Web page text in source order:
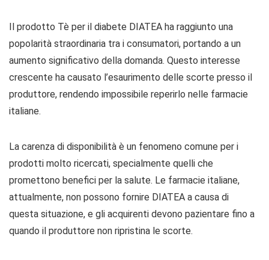
Il prodotto Tè per il diabete DIATEA ha raggiunto una
popolarità straordinaria tra i consumatori, portando a un
aumento significativo della domanda. Questo interesse
crescente ha causato l’esaurimento delle scorte presso il
produttore, rendendo impossibile reperirlo nelle farmacie
italiane.
La carenza di disponibilità è un fenomeno comune per i
prodotti molto ricercati, specialmente quelli che
promettono benefici per la salute. Le farmacie italiane,
attualmente, non possono fornire DIATEA a causa di
questa situazione, e gli acquirenti devono pazientare fino a
quando il produttore non ripristina le scorte.